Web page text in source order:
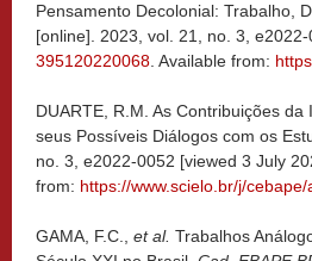
Pensamento Decolonial: Trabalho,
[online]. 2023, vol. 21, no. 3,
395120220068. Available from:
DUARTE, R.M. As Contribuições
seus Possíveis Diálogos com os
no. 3, e2022-0052 [viewed 3 July
from: https://www.scielo.br/j/
GAMA, F.C., et al. Trabalhos